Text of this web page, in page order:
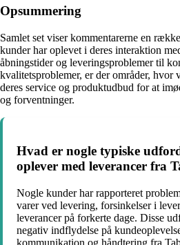
Opsummering
Samlet set viser kommentarerne en
kunder har oplevet i deres interaktion
åbningstider og leveringsproblemer til
kvalitetsproblemer, er der områder, hvor
deres service og produktudbud for at
og forventninger.
Hvad er nogle typiske
oplever med leverancer fra
Nogle kunder har rapporteret
varer ved levering, forsinkelser i
leverancer på forkerte dage. Disse
negativ indflydelse på
kommunikation og håndtering fra